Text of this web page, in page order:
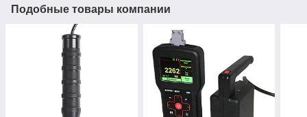
Подобные товары компании